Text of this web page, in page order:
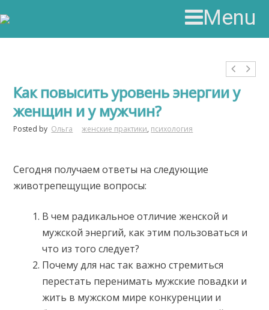
Menu
Как повысить уровень энергии у
женщин и у мужчин?
Posted by Ольга женские практики, психология
Сегодня получаем ответы на следующие
животрепещущие вопросы:
В чем радикальное отличие женской и
мужской энергий, как этим пользоваться и
что из того следует?
Почему для нас так важно стремиться
перестать перенимать мужские повадки и
жить в мужском мире конкуренции и